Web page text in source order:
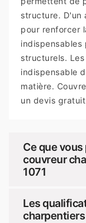
structure. D'un
pour renforcer
indispensables
structurels.
indispensable
matière.
un devis
Ce que
couvreur
1071
Les